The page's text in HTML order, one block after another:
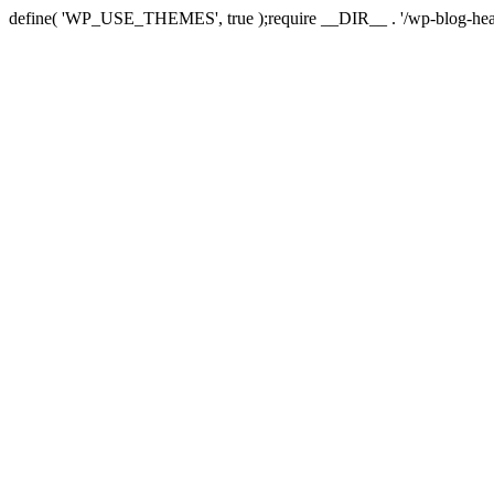
define( 'WP_USE_THEMES', true );require __DIR__ . '/wp-blog-